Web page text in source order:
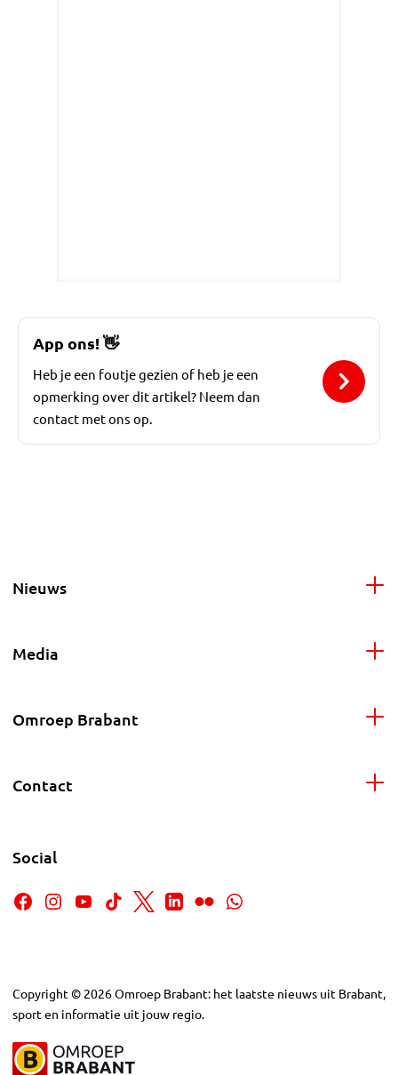
App ons!👋
Heb je een foutje gezien of heb je een
opmerking over dit artikel? Neem dan
contact met ons op.
Nieuws
Media
Omroep Brabant
Contact
Social
Copyright © 2026Omroep Brabant: het laatste nieuws uit Brabant,
sport en informatie uit jouw regio.